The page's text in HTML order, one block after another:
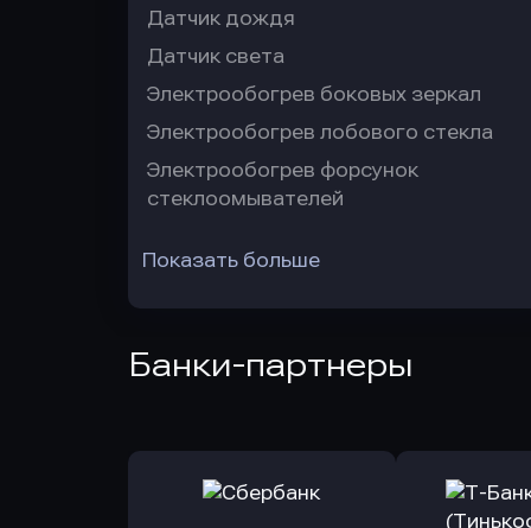
Датчик дождя
Датчик света
Электрообогрев боковых зеркал
Электрообогрев лобового стекла
Электрообогрев форсунок
стеклоомывателей
Показать больше
Банки-партнеры